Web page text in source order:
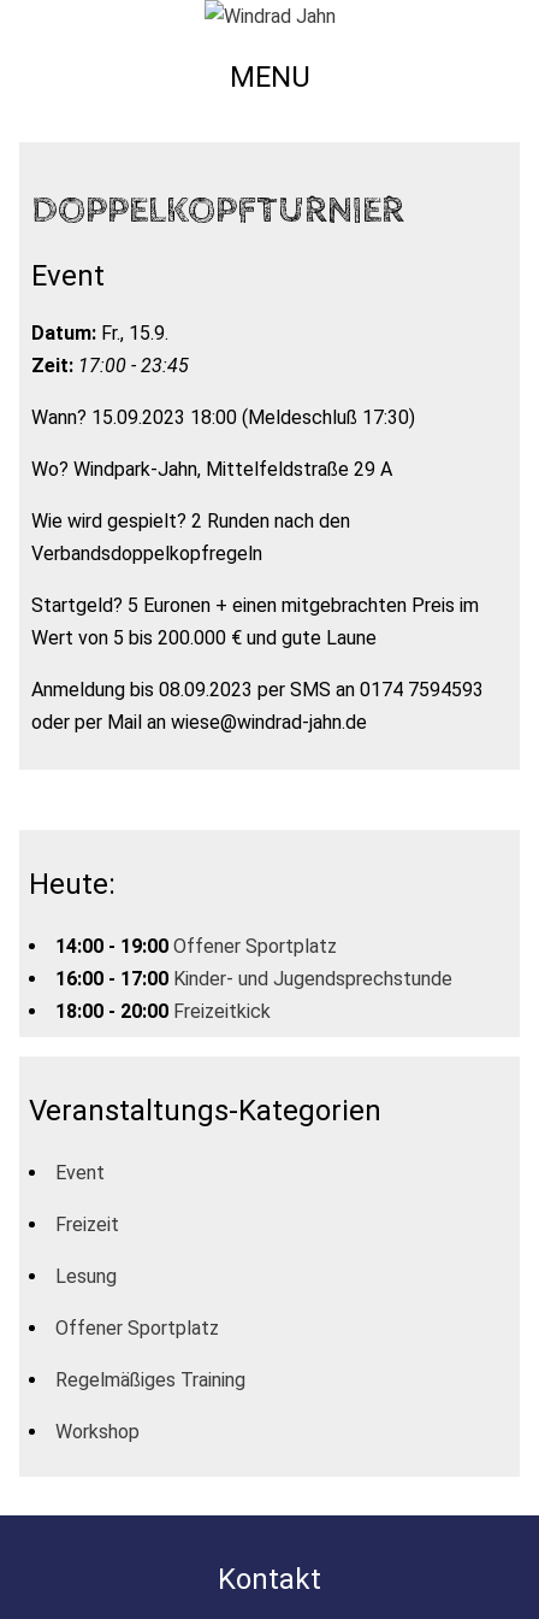
MENU
DOPPELKOPFTURNIER
Event
Datum: Fr., 15.9.
Zeit: 17:00 - 23:45
Wann? 15.09.2023 18:00 (Meldeschluß 17:30)
Wo? Windpark-Jahn, Mittelfeldstraße 29 A
Wie wird gespielt? 2 Runden nach den
Verbandsdoppelkopfregeln
Startgeld? 5 Euronen + einen mitgebrachten Preis im
Wert von 5 bis 200.000 € und gute Laune
Anmeldung bis 08.09.2023 per SMS an 0174 7594593
oder per Mail an wiese@windrad-jahn.de
Heute:
14:00 - 19:00 Offener Sportplatz
16:00 - 17:00 Kinder- und Jugendsprechstunde
18:00 - 20:00 Freizeitkick
Veranstaltungs-Kategorien
Event
Freizeit
Lesung
Offener Sportplatz
Regelmäßiges Training
Workshop
Kontakt